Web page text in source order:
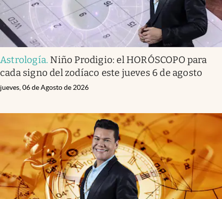
Astrología. Niño Prodigio: el HORÓSCOPO para
cada signo del zodíaco este jueves 6 de agosto
jueves, 06 de Agosto de 2026